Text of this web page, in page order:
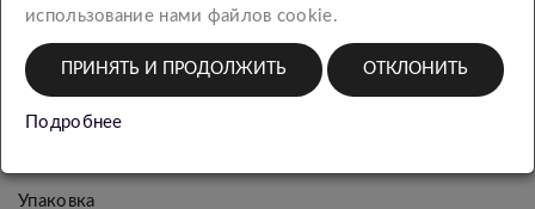
Женская
коллекция
Мужская
коллекция
Упаковка
использование нами файлов cookie.
ПРИНЯТЬ И ПРОДОЛЖИТЬ ОТКЛОНИТЬ
Подробнее